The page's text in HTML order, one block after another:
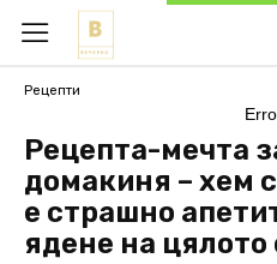
Рецепти
Рецепта-мечта
домакиня – хем
е страшно
ядене на цялото